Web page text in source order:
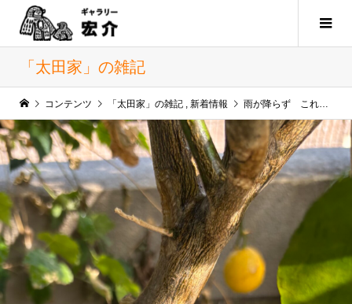
「太田家」の雑記
コンテンツ 「太田家」の雑記 , 新着情報 雨が降らず これはまずい、、 と 庭に水を撒いていたら、、 みーつけた レモンの